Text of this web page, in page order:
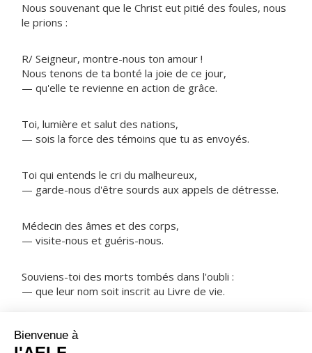
Nous souvenant que le Christ eut pitié des foules, nous
le prions :
R/ Seigneur, montre-nous ton amour !
Nous tenons de ta bonté la joie de ce jour,
— qu'elle te revienne en action de grâce.
Toi, lumière et salut des nations,
— sois la force des témoins que tu as envoyés.
Toi qui entends le cri du malheureux,
— garde-nous d'être sourds aux appels de détresse.
Médecin des âmes et des corps,
— visite-nous et guéris-nous.
Souviens-toi des morts tombés dans l'oubli :
— que leur nom soit inscrit au Livre de vie.
NOTRE PÈRE